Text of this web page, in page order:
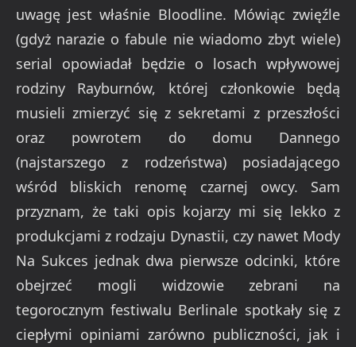
uwagę jest właśnie Bloodline. Mówiąc zwięźle
(gdyż narazie o fabule nie wiadomo zbyt wiele)
serial opowiadał będzie o losach wpływowej
rodziny Rayburnów, której członkowie będą
musieli zmierzyć się z sekretami z przeszłości
oraz powrotem do domu Dannego
(najstarszego z rodzeństwa) posiadającego
wśród bliskich renomę czarnej owcy. Sam
przyznam, że taki opis kojarzy mi się lekko z
produkcjami z rodzaju Dynastii, czy nawet Mody
Na Sukces jednak dwa pierwsze odcinki, które
obejrzeć mogli widzowie zebrani na
tegorocznym festiwalu Berlinale spotkały się z
ciepłymi opiniami zarówno publiczności, jak i